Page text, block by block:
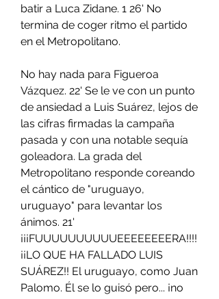
batir a Luca Zidane. 1 26' No
termina de coger ritmo el partido
en el Metropolitano.
No hay nada para Figueroa
Vázquez. 22' Se le ve con un punto
de ansiedad a Luis Suárez, lejos de
las cifras firmadas la campaña
pasada y con una notable sequía
goleadora. La grada del
Metropolitano responde coreando
el cántico de "uruguayo,
uruguayo" para levantar los
ánimos. 21'
¡¡¡FUUUUUUUUUUEEEEEEEERA!!!!
¡¡LO QUE HA FALLADO LUIS
SUÁREZ!! El uruguayo, como Juan
Palomo. Él se lo guisó pero... ¡no